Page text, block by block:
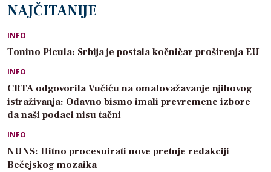
NAJČITANIJE
INFO
Tonino Picula: Srbija je postala kočničar proširenja EU
INFO
CRTA odgovorila Vučiću na omalovažavanje njihovog
istraživanja: Odavno bismo imali prevremene izbore
da naši podaci nisu tačni
INFO
NUNS: Hitno procesuirati nove pretnje redakciji
Bečejskog mozaika